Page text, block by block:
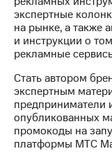
Собрания
Личный
кабинет
акционера
капитал
Контроль
и
аудит
Рынок
акций
экспертные
на рынке, а также
и инструкции о
рекламные
Стать автором
экспертным
предприниматели
опубликованных
промокоды на
платформы МТС